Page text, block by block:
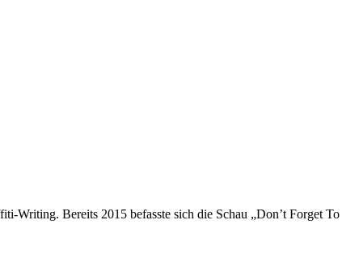
Writing. Bereits 2015 befasste sich die Schau „Don’t Forget To